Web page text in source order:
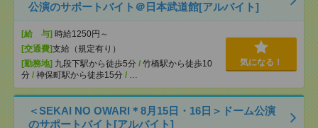
公演のサポートバイト＠日本武道館[アルバイト]
[給 与] 時給1250円～
[交通費]支給（規定有り）
[勤務地] 九段下駅から徒歩5分 / 竹橋駅から徒歩10
分 / 神保町駅から徒歩15分 / …
気になる！
＜SEKAI NO OWARI＊8月15日・16日＞ドーム公演
のサポートバイト[アルバイト]